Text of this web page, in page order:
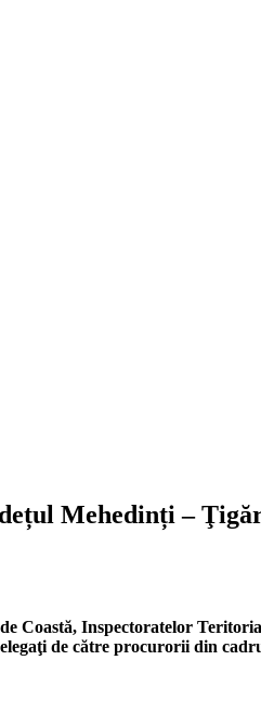
Mehedinți –
Coastă, Inspectoratelor
de către procurorii din